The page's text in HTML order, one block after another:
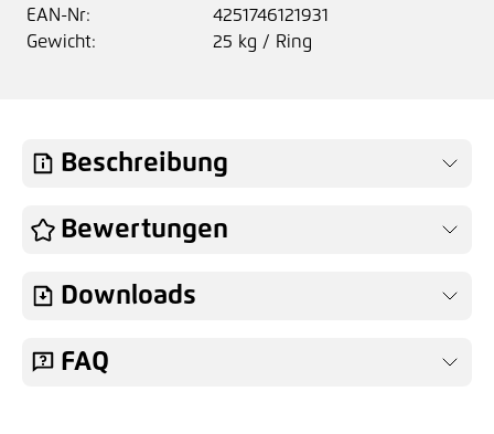
EAN-Nr:
4251746121931
Gewicht:
25 kg / Ring
Beschreibung
Bewertungen
Downloads
FAQ